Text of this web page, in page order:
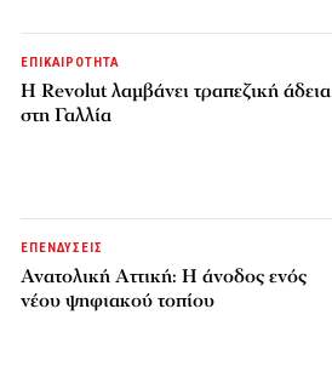
ΕΠΙΚΑΙΡΟΤΗΤΑ
Η Revolut λαμβάνει τραπεζική άδεια
στη Γαλλία
ΕΠΕΝΔΥΣΕΙΣ
Ανατολική Αττική: Η άνοδος ενός
νέου ψηφιακού τοπίου